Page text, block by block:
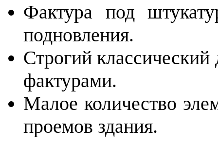
Фактура под
подновления.
Строгий
фактурами.
Малое количество
проемов здания.